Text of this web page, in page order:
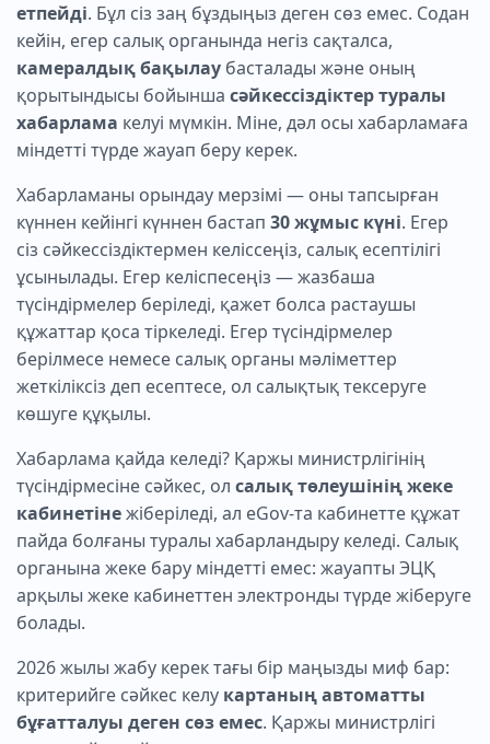
етпейді. Бұл сіз заң бұздыңыз деген сөз емес. Содан
кейін, егер салық органында негіз сақталса,
камералдық бақылау басталады және оның
қорытындысы бойынша сәйкессіздіктер туралы
хабарлама келуі мүмкін. Міне, дәл осы хабарламаға
міндетті түрде жауап беру керек.
Хабарламаны орындау мерзімі — оны тапсырған
күннен кейінгі күннен бастап 30 жұмыс күні. Егер
сіз сәйкессіздіктермен келіссеңіз, салық есептілігі
ұсынылады. Егер келіспесеңіз — жазбаша
түсіндірмелер беріледі, қажет болса растаушы
құжаттар қоса тіркеледі. Егер түсіндірмелер
берілмесе немесе салық органы мәліметтер
жеткіліксіз деп есептесе, ол салықтық тексеруге
көшуге құқылы.
Хабарлама қайда келеді? Қаржы министрлігінің
түсіндірмесіне сәйкес, ол салық төлеушінің жеке
кабинетінежіберіледі, ал eGov-та кабинетте құжат
пайда болғаны туралы хабарландыру келеді. Салық
органына жеке бару міндетті емес: жауапты ЭЦҚ
арқылы жеке кабинеттен электронды түрде жіберуге
болады.
2026 жылы жабу керек тағы бір маңызды миф бар:
критерийге сәйкес келу картаның автоматты
бұғатталуы деген сөз емес. Қаржы министрлігі